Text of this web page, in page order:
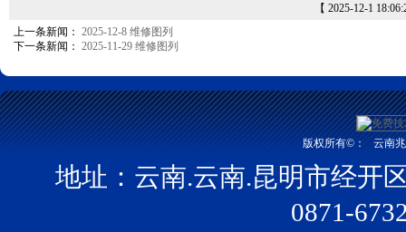
【 2025-12-1
上一条新闻： 2025-12-8 维修图列
下一条新闻： 2025-11-29 维修图列
版权所有©： 云南
地址：云南.云南.昆明市经开
0871-